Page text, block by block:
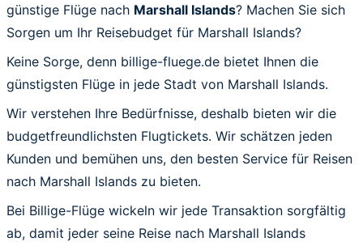
günstige Flüge nach Marshall Islands? Machen Sie sich
Sorgen um Ihr Reisebudget für Marshall Islands?
Keine Sorge, denn billige-fluege.de bietet Ihnen die
günstigsten Flüge in jede Stadt von Marshall Islands.
Wir verstehen Ihre Bedürfnisse, deshalb bieten wir die
budgetfreundlichsten Flugtickets. Wir schätzen jeden
Kunden und bemühen uns, den besten Service für Reisen
nach Marshall Islands zu bieten.
Bei Billige-Flüge wickeln wir jede Transaktion sorgfältig
ab, damit jeder seine Reise nach Marshall Islands